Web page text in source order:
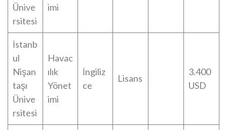
Ünive
rsitesi
imi
İstanb
ul
Nişan
taşı
Ünive
rsitesi
Havac
ılık
Yönet
imi
İngiliz
ce
Lisans
3.400
USD